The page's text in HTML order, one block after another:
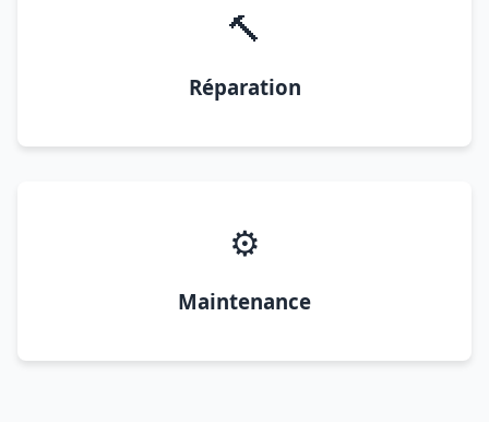
🔨
Réparation
⚙️
Maintenance